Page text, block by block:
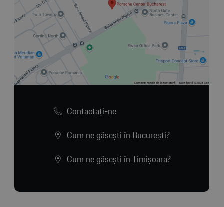
Contactaţi-ne
Cum ne găsești în București?
Cum ne găsești în Timișoara?